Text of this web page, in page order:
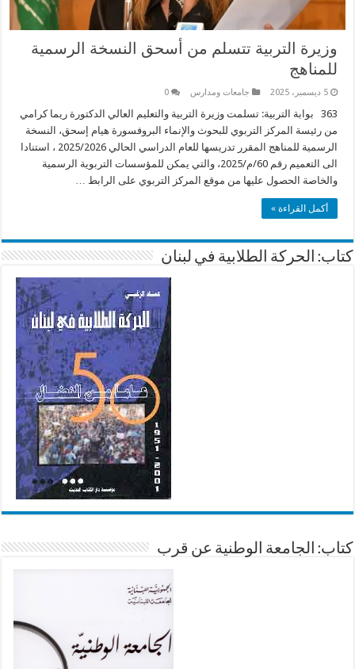
وزيرة التربية تتسلم من أسحق النسخة الرسمية
للمناهج
5 ديسمبر، 2025 جامعات ومدارس 0
363 بوابة التربية: تسلمت وزيرة التربية والتعليم العالي الدكتورة ريما كرامي
من رئيسة المركز التربوي للبحوث والإنماء البروفسورة هيام إسحق، النسخة
الرسمية للمناهج المقرر تدريسها للعام الدراسي الحالي 2025/2026 ، استنادا
الى التعميم رقم 60/م/2025، والتي يمكن للمؤسسات التربوية الرسمية
والخاصة الحصول عليها من موقع المركز التربوي على الرابط …
أكمل القراءة »
كتاب: الحركة الطلابية في لبنان
كتاب: الجامعة الوطنية عن قرب